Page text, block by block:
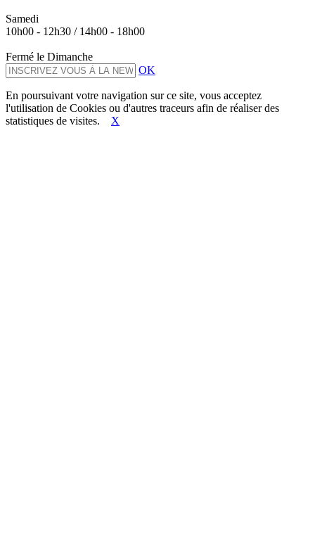
Samedi
10h00 - 12h30 / 14h00 - 18h00
Fermé le Dimanche
OK
En poursuivant votre navigation sur ce site, vous acceptez
l'utilisation de Cookies ou d'autres traceurs afin de réaliser des
statistiques de visites. X